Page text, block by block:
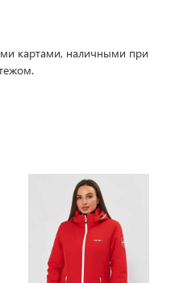
картами, наличными при